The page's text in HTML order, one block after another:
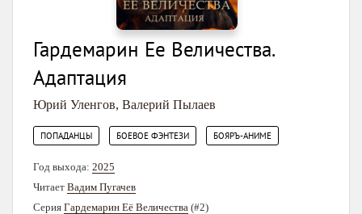
Гардемарин Ее Величества.
Адаптация
Юрий Уленгов, Валерий Пылаев
ПОПАДАНЦЫ БОЕВОЕ ФЭНТЕЗИ БОЯРЪ-АНИМЕ
Год выхода: 2025
Читает Вадим Пугачев
Серия Гардемарин Её Величества (#2)